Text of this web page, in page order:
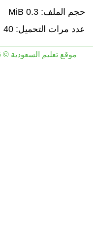
حجم الملف: 0.3 MiB
عدد مرات التحميل: 40
موقع تعليم السعودية © 2026 | تطوير: